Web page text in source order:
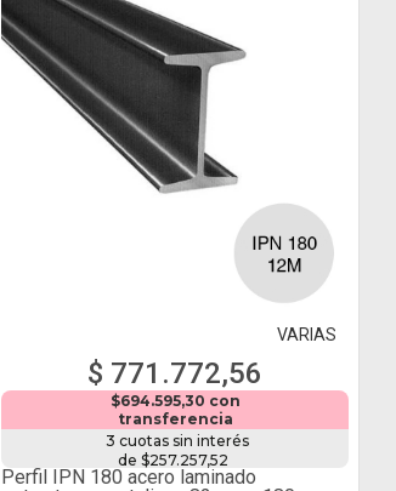
VARIAS
$ 771.772,56
$694.595,30 con
transferencia
3 cuotas sin interés
de $257.257,52
Perfil IPN 180 acero laminado